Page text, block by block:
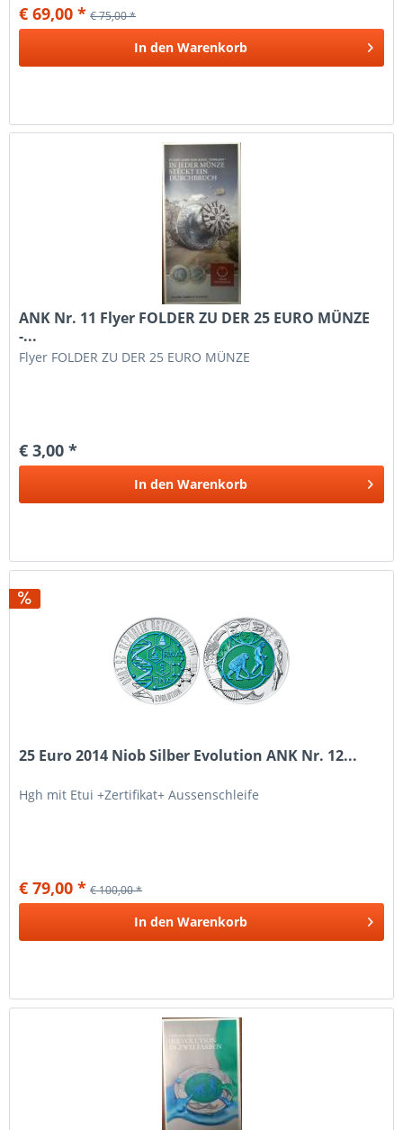
€ 69,00 * € 75,00 *
In den Warenkorb
ANK Nr. 11 Flyer FOLDER ZU DER 25 EURO MÜNZE
-...
Flyer FOLDER ZU DER 25 EURO MÜNZE
€ 3,00 *
In den Warenkorb
25 Euro 2014 Niob Silber Evolution ANK Nr. 12...
Hgh mit Etui +Zertifikat+ Aussenschleife
€ 79,00 * € 100,00 *
In den Warenkorb